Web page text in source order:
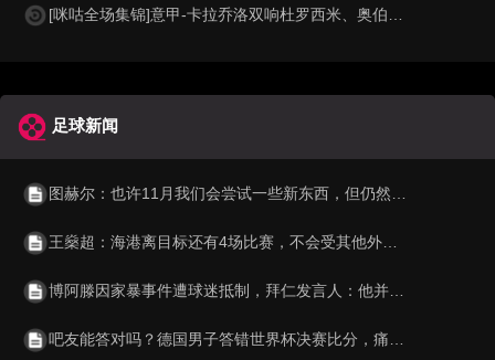
[咪咕全场集锦]意甲-卡拉乔洛双响杜罗西米、奥伯特染红 十人比萨3-1十人卡利亚里
足球新闻
图赫尔：也许11月我们会尝试一些新东西，但仍然会保持竞争力
王燊超：海港离目标还有4场比赛，不会受其他外界的影响
博阿滕因家暴事件遭球迷抵制，拜仁发言人：他并不是回来工作
吧友能答对吗？德国男子答错世界杯决赛比分，痛失百万元奖金